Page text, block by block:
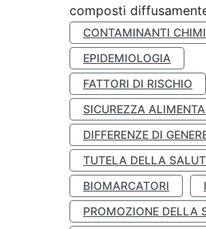
composti
CONTAMINANTI
EPIDEMIOLOGIA
FATTORI DI RISCHIO
SICUREZZA
DIFFERENZE DI
TUTELA DELLA
BIOMARCATORI
PROMOZIONE DELLA